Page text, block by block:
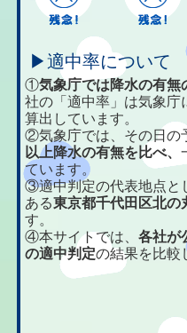
▶適中率について
①気象庁では降水の有無
社の「適中率」は気象庁
算出しています。
②気象庁では、その日の
以上降水の有無を比べ、
ています。
③適中判定の代表地点と
ある東京都千代田区北の
す。
④本サイトでは、各社が
の適中判定の結果を比較